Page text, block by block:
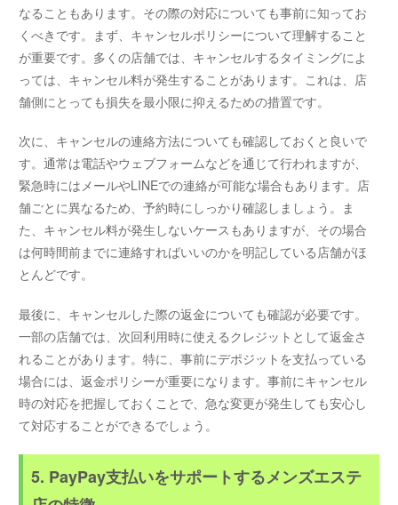
なることもあります。その際の対応についても事前に知ってお
くべきです。まず、キャンセルポリシーについて理解すること
が重要です。多くの店舗では、キャンセルするタイミングによ
っては、キャンセル料が発生することがあります。これは、店
舗側にとっても損失を最小限に抑えるための措置です。
次に、キャンセルの連絡方法についても確認しておくと良いで
す。通常は電話やウェブフォームなどを通じて行われますが、
緊急時にはメールやLINEでの連絡が可能な場合もあります。店
舗ごとに異なるため、予約時にしっかり確認しましょう。ま
た、キャンセル料が発生しないケースもありますが、その場合
は何時間前までに連絡すればいいのかを明記している店舗がほ
とんどです。
最後に、キャンセルした際の返金についても確認が必要です。
一部の店舗では、次回利用時に使えるクレジットとして返金さ
れることがあります。特に、事前にデポジットを支払っている
場合には、返金ポリシーが重要になります。事前にキャンセル
時の対応を把握しておくことで、急な変更が発生しても安心し
て対応することができるでしょう。
5. PayPay支払いをサポートするメンズエステ